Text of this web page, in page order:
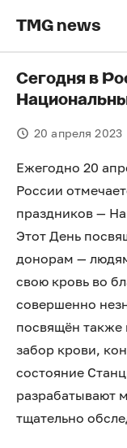
TMG news
Сегодня в
20 апреля 2023
Ежегодно 20
России
праздников —
Этот День
донорам —
свою кровь во
совершенно
посвящён также
забор крови,
состояние
разрабатывают
тщательно